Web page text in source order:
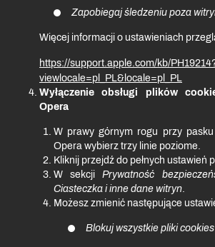
Zapobiegaj śledzeniu poza
Więcej informacji o ustawieniach
https://support.apple.com/kb/
viewlocale=pl_PL&locale=pl_PL
Wyłączenie obsługi plików
Opera
W prawy górnym rogu przy
Opera wybierz trzy linie poziome.
Kliknij przejdź do pełnych ustawień
W sekcjiPrywatność
Ciasteczka i inne dane witryn.
Możesz zmienić następujące
Blokuj wszystkie pliki cookies